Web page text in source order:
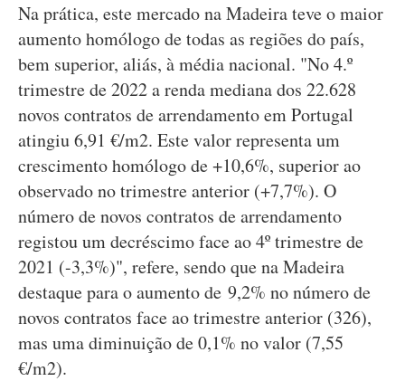
Na prática, este mercado na Madeira teve o maior
aumento homólogo de todas as regiões do país,
bem superior, aliás, à média nacional. "No 4.º
trimestre de 2022 a renda mediana dos 22.628
novos contratos de arrendamento em Portugal
atingiu 6,91 €/m2. Este valor representa um
crescimento homólogo de +10,6%, superior ao
observado no trimestre anterior (+7,7%). O
número de novos contratos de arrendamento
registou um decréscimo face ao 4º trimestre de
2021 (-3,3%)", refere, sendo que na Madeira
destaque para o aumento de 9,2% no número de
novos contratos face ao trimestre anterior (326),
mas uma diminuição de 0,1% no valor (7,55
€/m2).